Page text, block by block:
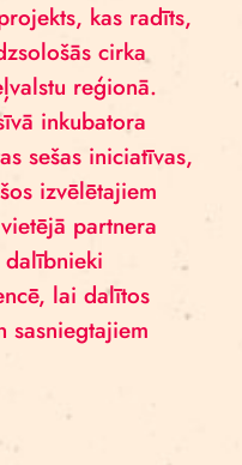
kas radīts,
cirka
reģionā.
inkubatora
sešas iniciatīvas,
izvēlētajiem
partnera
dalībnieki
lai dalītos
sasniegtajiem